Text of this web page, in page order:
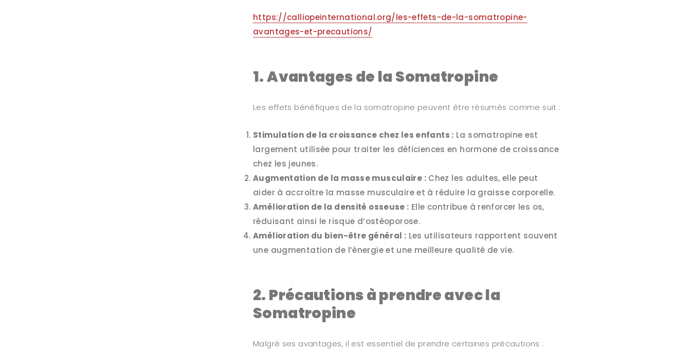
https://calliopeinternational.org/les-effets-de-la-somatropine-
avantages-et-precautions/
1. Avantages de la Somatropine
Les effets bénéfiques de la somatropine peuvent être résumés comme suit :
Stimulation de la croissance chez les enfants : La somatropine est
largement utilisée pour traiter les déficiences en hormone de croissance
chez les jeunes.
Augmentation de la masse musculaire :Chez les adultes, elle peut
aider à accroître la masse musculaire et à réduire la graisse corporelle.
Amélioration de la densité osseuse : Elle contribue à renforcer les os,
réduisant ainsi le risque d’ostéoporose.
Amélioration du bien-être général : Les utilisateurs rapportent souvent
une augmentation de l’énergie et une meilleure qualité de vie.
2. Précautions à prendre avec la
Somatropine
Malgré ses avantages, il est essentiel de prendre certaines précautions :